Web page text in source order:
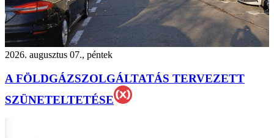
2026. augusztus 07., péntek
A FÖLDGÁZSZOLGÁLTATÁS TERVEZETT
SZÜNETELTETÉSE